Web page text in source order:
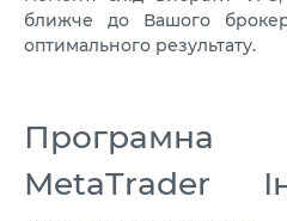
ближче до Вашого
оптимального результату.
MetaTrader